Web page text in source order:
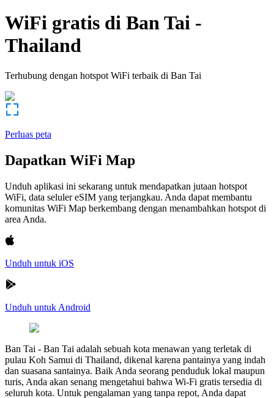
WiFi gratis di Ban Tai -
Thailand
Terhubung dengan hotspot WiFi terbaik di Ban Tai
Perluas peta
Dapatkan WiFi Map
Unduh aplikasi ini sekarang untuk mendapatkan jutaan hotspot
WiFi, data seluler eSIM yang terjangkau. Anda dapat membantu
komunitas WiFi Map berkembang dengan menambahkan hotspot di
area Anda.
Unduh untuk iOS
Unduh untuk Android
Ban Tai - Ban Tai adalah sebuah kota menawan yang terletak di
pulau Koh Samui di Thailand, dikenal karena pantainya yang indah
dan suasana santainya. Baik Anda seorang penduduk lokal maupun
turis, Anda akan senang mengetahui bahwa Wi-Fi gratis tersedia di
seluruh kota. Untuk pengalaman yang tanpa repot, Anda dapat